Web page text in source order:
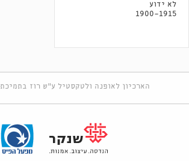
לא ידוע
1900-1915
הארכיון לאופנה ולטקסטיל ע"ש רוז